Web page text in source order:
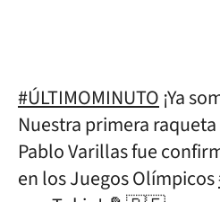
#ÚLTIMOMINUTO ¡Ya
Nuestra primera
Pablo Varillas fue
en los Juegos Olímpicos